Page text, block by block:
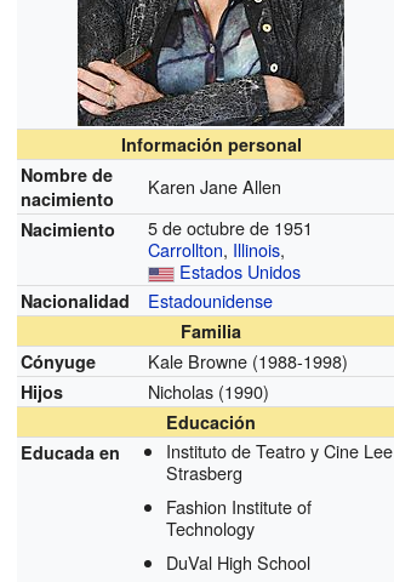
Información personal
Nombre de
nacimiento
Karen Jane Allen
Nacimiento
5 de octubre de 1951
Carrollton, Illinois,
Estados Unidos
Nacionalidad Estadounidense
Familia
Cónyuge
Kale Browne (1988-1998)
Hijos Nicholas (1990)
Educación
Educada en
Instituto de Teatro y Cine Lee
Strasberg
Fashion Institute of
Technology
DuVal High School